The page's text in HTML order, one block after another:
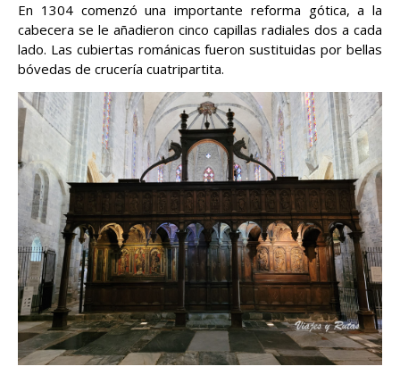
En 1304 comenzó una importante reforma gótica, a la
cabecera se le añadieron cinco capillas radiales dos a cada
lado. Las cubiertas románicas fueron sustituidas por bellas
bóvedas de crucería cuatripartita.